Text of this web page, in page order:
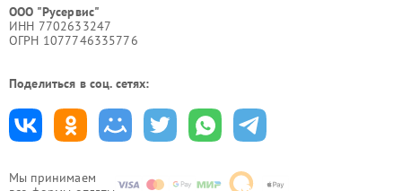
Мы принимаем
ООО "Русервис"
ИНН 7702633247
ОГРН 1077746335776
Поделиться в соц. сетях: